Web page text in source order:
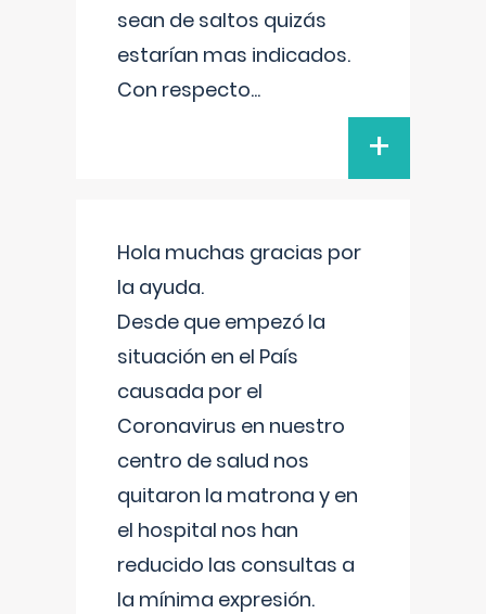
sean de saltos quizás
estarían mas indicados.
Con respecto...
+
Hola muchas gracias por
la ayuda.
Desde que empezó la
situación en el País
causada por el
Coronavirus en nuestro
centro de salud nos
quitaron la matrona y en
el hospital nos han
reducido las consultas a
la mínima expresión.